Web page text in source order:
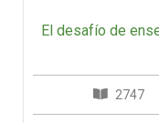
El desafío de
2747